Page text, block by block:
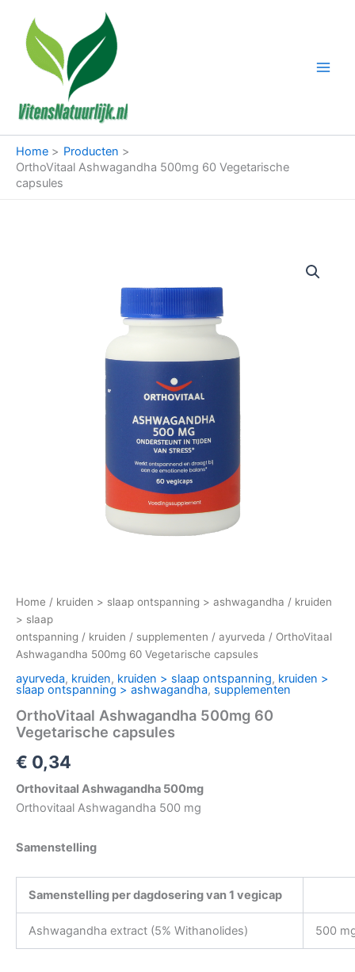
inhoud
Home
Producten
OrthoVitaal Ashwagandha 500mg 60 Vegetarische
capsules
Home / kruiden > slaap ontspanning > ashwagandha / kruiden
> slaap
ontspanning / kruiden / supplementen / ayurveda / OrthoVitaal
Ashwagandha 500mg 60 Vegetarische capsules
ayurveda, kruiden, kruiden > slaap ontspanning, kruiden >
slaap ontspanning > ashwagandha, supplementen
OrthoVitaal Ashwagandha 500mg 60
Vegetarische capsules
€ 0,34
Orthovitaal Ashwagandha 500mg
Orthovitaal Ashwagandha 500 mg
Samenstelling
Samenstelling per dagdosering van 1 vegicap
Ashwagandha extract (5% Withanolides) 500